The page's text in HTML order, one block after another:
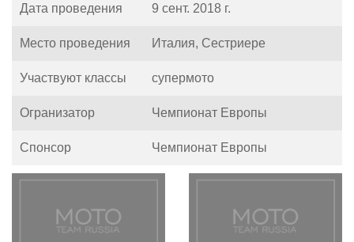
Дата проведения 9 сент. 2018 г.
Место проведения Италия, Сестриере
Участвуют классы супермото
Огранизатор Чемпионат Европы
Спонсор Чемпионат Европы